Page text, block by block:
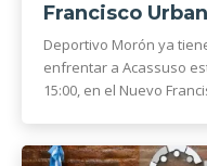
Francisco
Deportivo Morón ya
enfrentar a Acassuso
15:00, en el Nuevo